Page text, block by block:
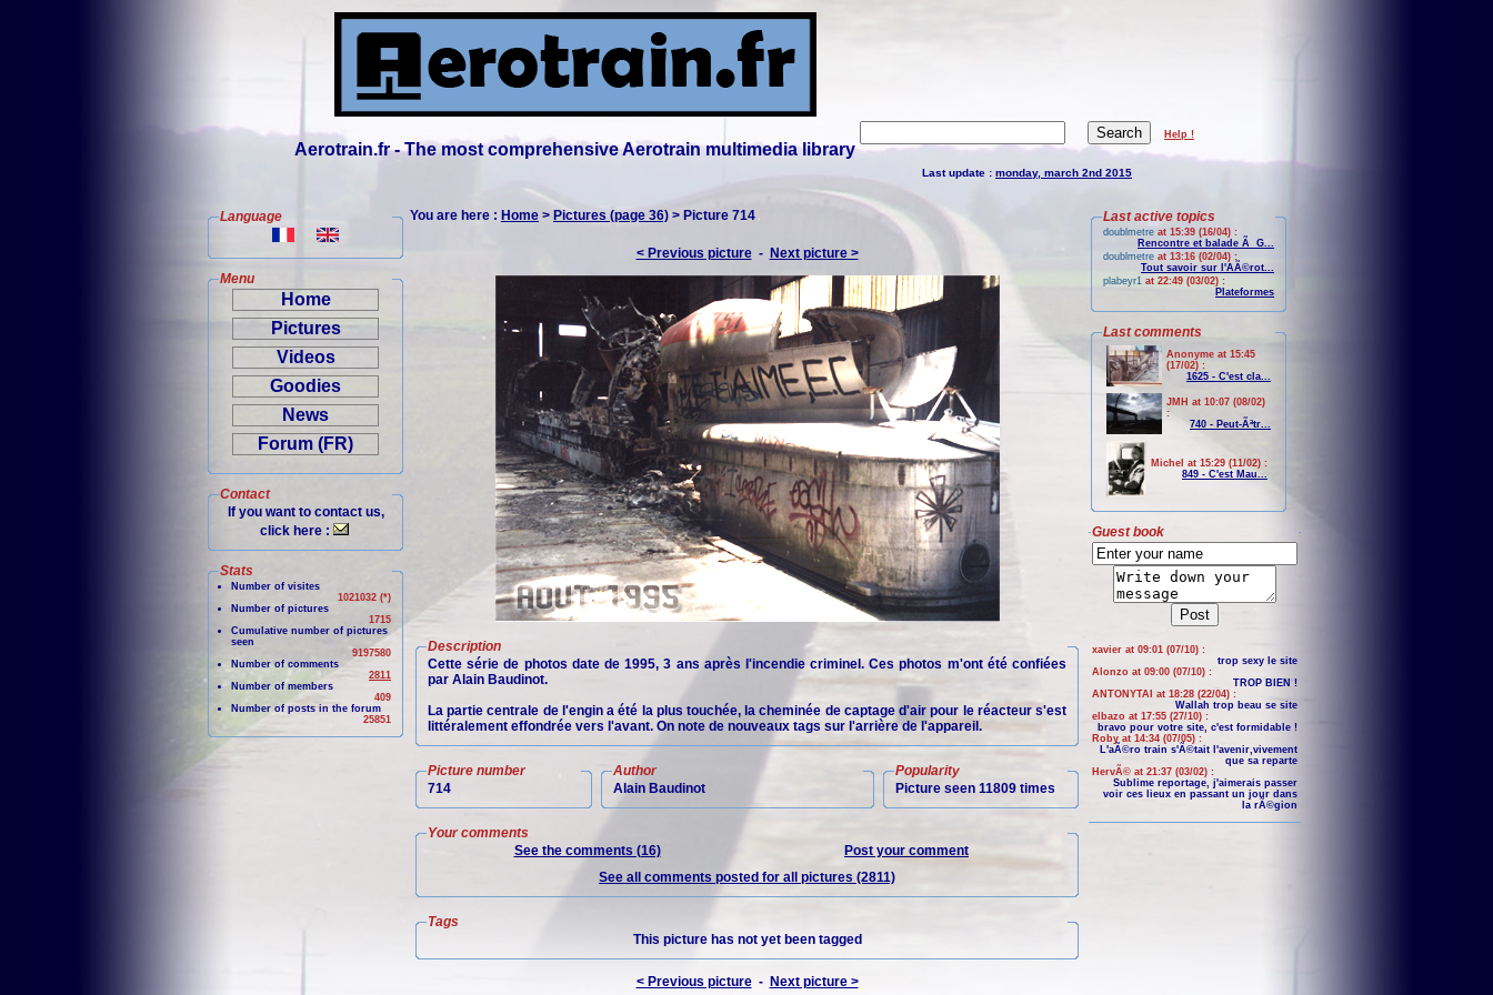
Aerotrain.fr - The most comprehensive Aerotrain multimedia library
Help !
Last update : monday, march 2nd 2015
Language
Menu
Home
Pictures
Videos
Goodies
News
Forum (FR)
Contact
If you want to contact us,
click here :
Stats
Number of visites
1021032 (*)
Number of pictures
1715
Cumulative number of pictures
seen
9197580
Number of comments
2811
Number of members
409
Number of posts in the forum
25851
You are here : Home > Pictures (page 36) > Picture 714
< Previous picture- Next picture >
Description
Cette série de photos date de 1995, 3 ans après l'incendie criminel. Ces photos m'ont été confiées
par Alain Baudinot.
La partie centrale de l'engin a été la plus touchée, la cheminée de captage d'air pour le réacteur s'est
littéralement effondrée vers l'avant. On note de nouveaux tags sur l'arrière de l'appareil.
Picture number
714
Author
Alain Baudinot
Popularity
Picture seen 11809 times
Your comments
See the comments (16)
Post your comment
See all comments posted for all pictures (2811)
Tags
This picture has not yet been tagged
< Previous picture- Next picture >
Last active topics
doublmetre at 15:39 (16/04) :
Rencontre et balade Ã G...
doublmetre at 13:16 (02/04) :
Tout savoir sur l'AÃ©rot...
plabeyr1 at 22:49 (03/02) :
Plateformes
Last comments
Anonyme at 15:45
(17/02) :
1625 - C'est cla...
JMH at 10:07 (08/02)
:
740 - Peut-Ãªtr...
Michel at 15:29 (11/02) :
849 - C'est Mau...
Guest book
xavier at 09:01 (07/10) :
trop sexy le site
Alonzo at 09:00 (07/10) :
TROP BIEN !
ANTONYTAI at 18:28 (22/04) :
Wallah trop beau se site
elbazo at 17:55 (27/10) :
bravo pour votre site, c'est formidable !
Roby at 14:34 (07/05) :
L'aÃ©ro train s'Ã©tait l'avenir,vivement
que sa reparte
HervÃ© at 21:37 (03/02) :
Sublime reportage, j'aimerais passer
voir ces lieux en passant un jour dans
la rÃ©gion